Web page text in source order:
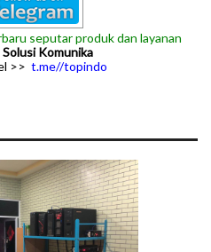
seputar produk dan layanan
Komunika
>> t.me//topindo